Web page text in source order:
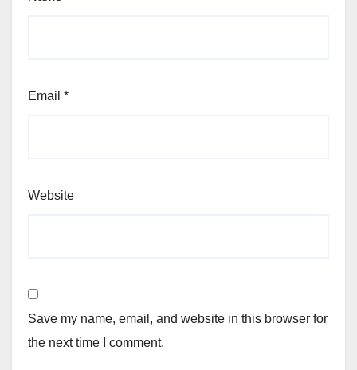
Email *
Website
Save my name, email, and website in this browser for
the next time I comment.